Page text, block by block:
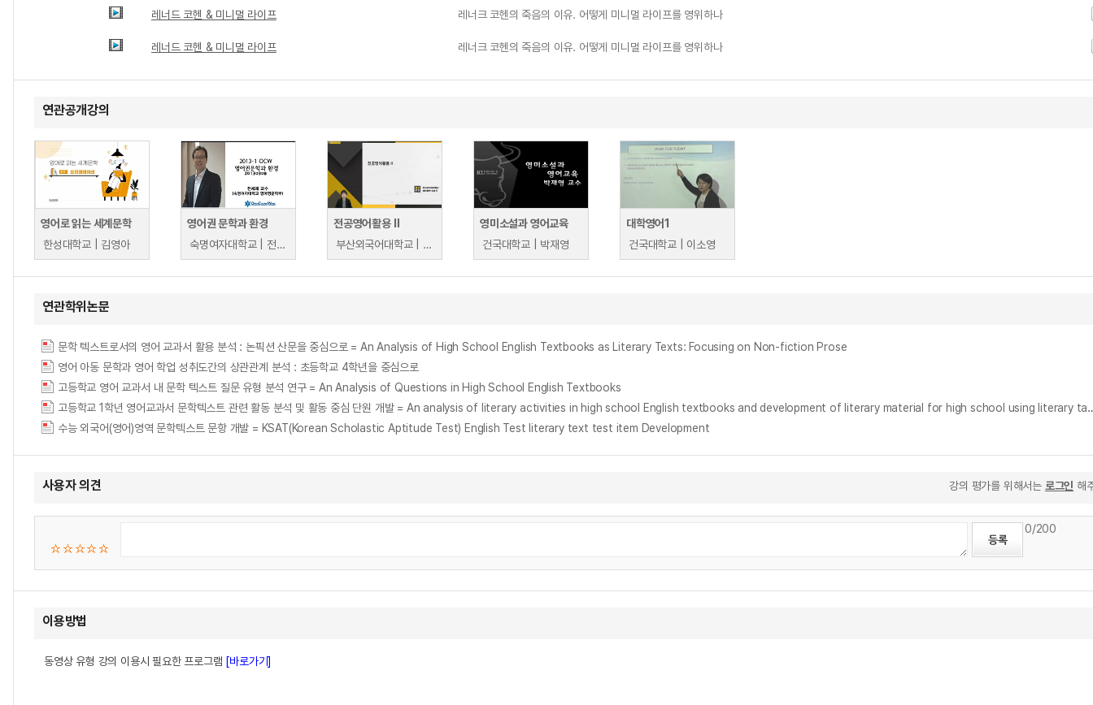
레너드 코헨 & 미니멀 라이프 레너크 코헨의 죽음의 이유. 어떻게 미니멀 라이프를 영위하나
레너드 코헨 & 미니멀 라이프 레너크 코헨의 죽음의 이유. 어떻게 미니멀 라이프를 영위하나
연관공개강의
영어로 읽는 세계문학
한성대학교 | 김영아
영어권 문학과 환경
숙명여자대학교 | 전세재
전공영어활용 Ⅱ
부산외국어대학교 | 송효원
영미소설과 영어교육
건국대학교 | 박재영
대학영어1
건국대학교 | 이소영
연관학위논문
문학 텍스트로서의 영어 교과서 활용 분석 : 논픽션 산문을 중심으로 = An Analysis of High School English Textbooks as Literary Texts: Focusing on Non-fiction Prose
영어 아동 문학과 영어 학업 성취도간의 상관관계 분석 : 초등학교 4학년을 중심으로
고등학교 영어 교과서 내 문학 텍스트 질문 유형 분석 연구 = An Analysis of Questions in High School English Textbooks
고등학교 1학년 영어교과서 문학텍스트 관련 활동 분석 및 활동 중심 단원 개발
수능 외국어(영어)영역 문학텍스트 문항 개발 = KSAT(Korean Scholastic Aptitude Test) English Test literary text test item Development
사용자 의견 강의 평가를 위해서는 로그인 해
0/200
이용방법
동영상 유형 강의 이용시 필요한 프로그램 [바로가기]